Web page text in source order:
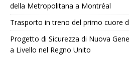
della Metropolitana a Montréal
Trasporto in treno del primo cuore
Progetto di Sicurezza di Nuova
a Livello nel Regno Unito